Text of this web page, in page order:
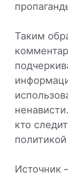
Таким
кто
Источник